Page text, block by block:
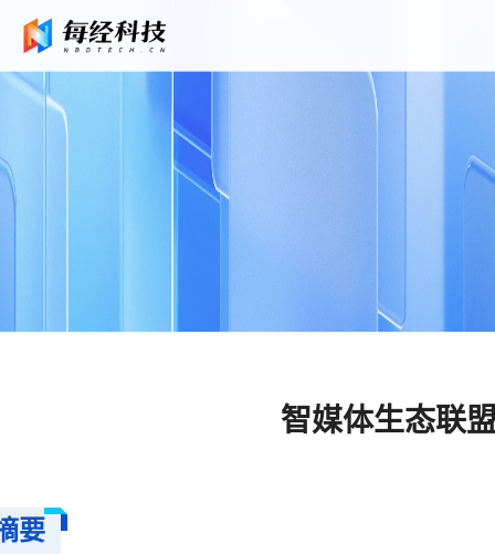
智媒体生态联
要